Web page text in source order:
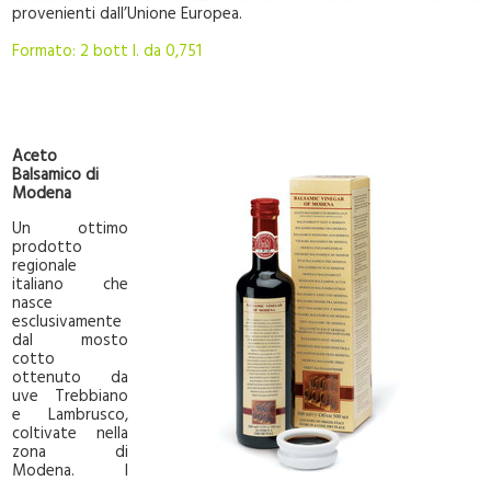
provenienti dall’Unione Europea.
Formato: 2 bott I. da 0,751
Aceto
Balsamico di
Modena
Un ottimo
prodotto
regionale
italiano che
nasce
esclusivamente
dal mosto
cotto
ottenuto da
uve Trebbiano
e Lambrusco,
coltivate nella
zona di
Modena. I